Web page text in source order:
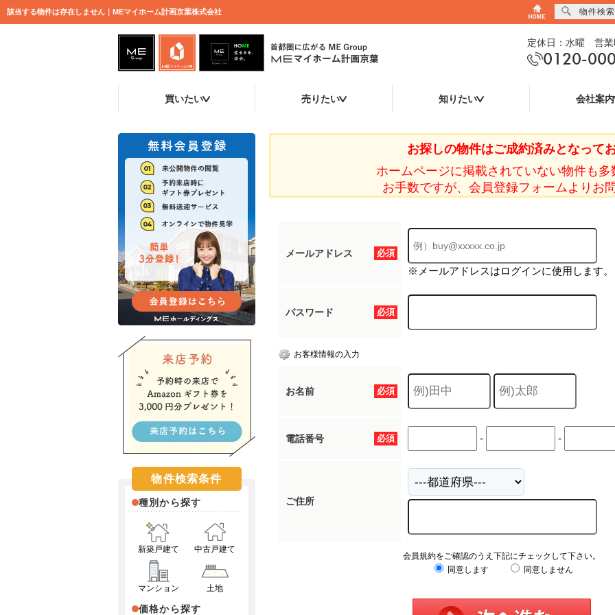
該当する物件は存在しません｜MEマイホーム計画京葉株式会社
定休日：水曜 営業
0120-
買いたい 売りたい 知りたい 会社案内
お探しの物件はご成約済みとなってお
ホームページに掲載されていない物件も多
お手数ですが、会員登録フォームよりお
必須
メールアドレス
※メールアドレスはログインに使用します。
必須
パスワード
お客様情報の入力
必須
お名前
必須
電話番号 - -
ご住所
会員規約をご確認のうえ下記にチェックして下さい。
同意します
同意しません
物件検索条件
種別から探す
新築戸建て 中古戸建て
マンション 土地
価格から探す
物件検索